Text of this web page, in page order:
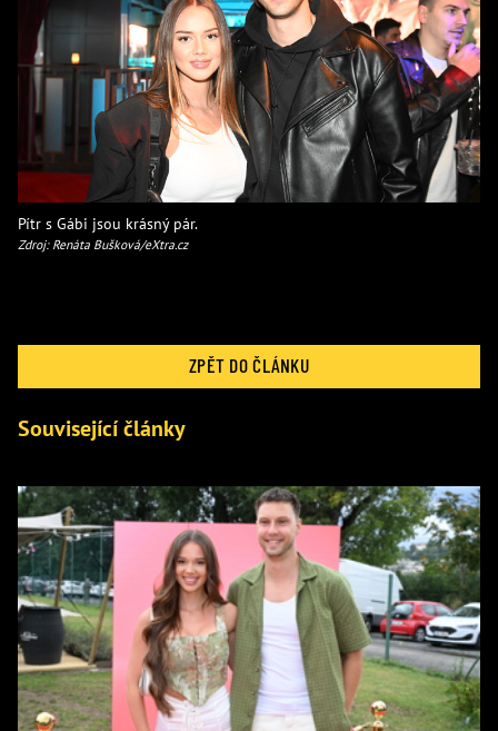
Pítr s Gábi jsou krásný pár.
Zdroj: Renáta Bušková/eXtra.cz
ZPĚT DO ČLÁNKU
Související články